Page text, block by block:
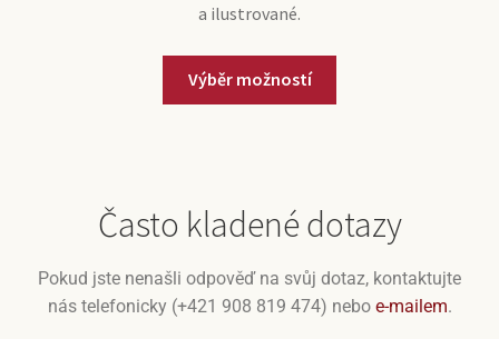
a ilustrované.
Výběr možností
Často kladené dotazy
Pokud jste nenašli odpověď na svůj dotaz, kontaktujte
nás telefonicky (+421 908 819 474) nebo e-mailem.